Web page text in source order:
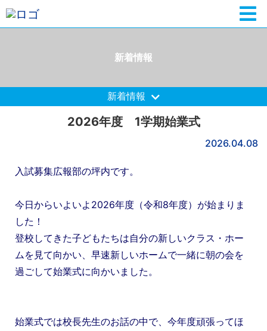
新着情報
新着情報
2026年度 1学期始業式
2026.04.08
入試募集広報部の坪内です。
今日からいよいよ2026年度（令和8年度）が始まりま
した！
登校してきた子どもたちは自分の新しいクラス・ホー
ムを見て向かい、早速新しいホームで一緒に朝の会を
過ごして始業式に向かいました。
始業式では校長先生のお話の中で、今年度頑張ってほ